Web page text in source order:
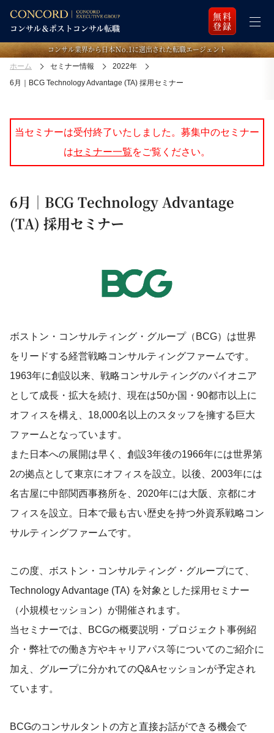
無料
登録
コンサル業界から日本Ｎo.1に選出された転職エージェント
ホーム セミナー情報
2022年
6月｜BCG Technology Advantage (TA) 採用セミナー
当セミナーは受付終了いたしました。募集中のセミナー
はセミナー一覧をご覧ください。
6月｜BCG Technology Advantage
(TA) 採用セミナー
ボストン・コンサルティング・グループ（BCG）は世界
をリードする経営戦略コンサルティングファームです。
1963年に創設以来、戦略コンサルティングのパイオニア
として成長・拡大を続け、現在は50か国・90都市以上に
オフィスを構え、18,000名以上のスタッフを擁する巨大
ファームとなっています。
また日本への展開は早く、創設3年後の1966年には世界第
2の拠点として東京にオフィスを設立。以後、2003年には
名古屋に中部関西事務所を、2020年には大阪、京都にオ
フィスを設立。日本で最も古い歴史を持つ外資系戦略コン
サルティングファームです。
この度、ボストン・コンサルティング・グループにて、
Technology Advantage (TA) を対象とした採用セミナー
（小規模セッション）が開催されます。
当セミナーでは、BCGの概要説明・プロジェクト事例紹
介・弊社での働き方やキャリアパス等についてのご紹介に
加え、グループに分かれてのQ&Aセッションが予定され
ています。
BCGのコンサルタントの方と直接お話ができる機会で